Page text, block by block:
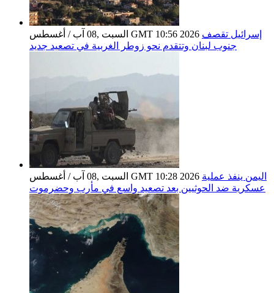
السبت ,08 آب / أغسطس GMT 10:56 2026 إسرائيل تقصف
جنوب لبنان وتتقدم نحو زوطر الغربية في تصعيد جديد
السبت ,08 آب / أغسطس GMT 10:28 2026 اليمن ينفذ عملية
عسكرية ضد الحوثيين بعد تصعيد واسع في مأرب وحضرموت